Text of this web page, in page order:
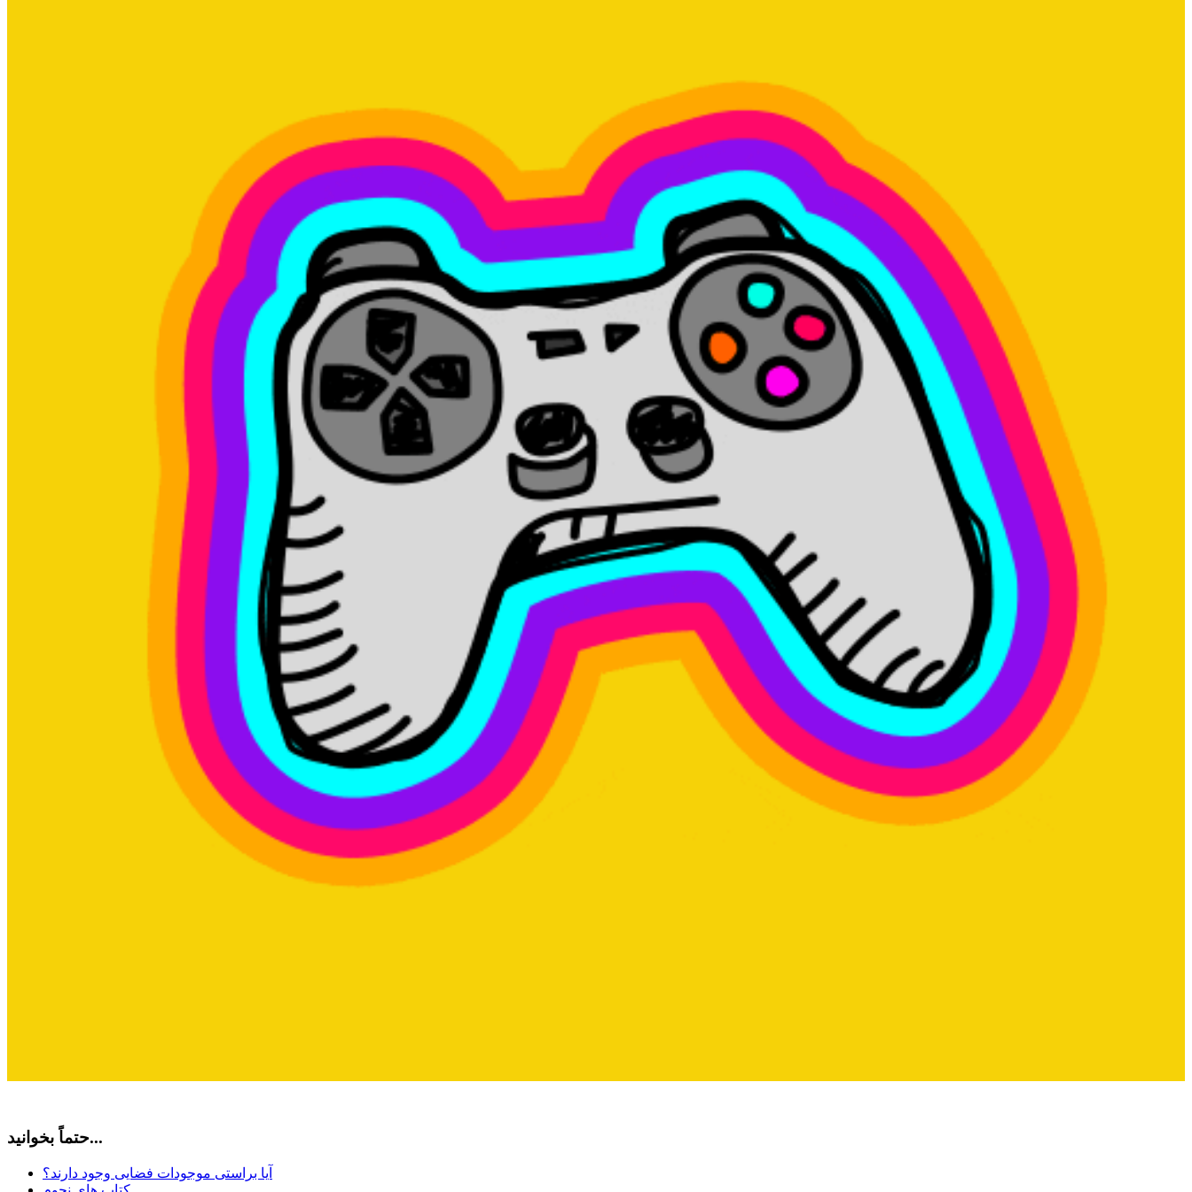
حتماً بخوانید...
آیا براستی موجودات فضایی وجود دارند؟